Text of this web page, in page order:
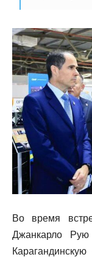
Во время
Джанкарло